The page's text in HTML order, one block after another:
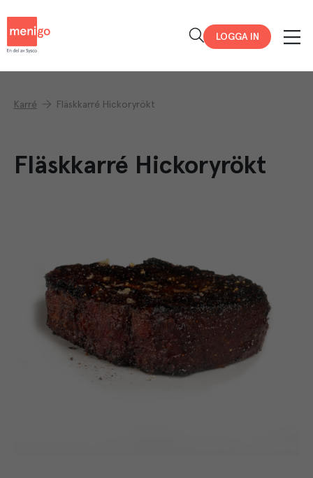
LOGGA IN
Karré Fläskkarré Hickoryrökt
Fläskkarré Hickoryrökt